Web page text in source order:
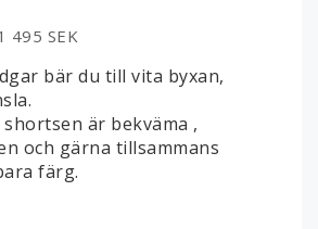
495 SEK
bär du till vita byxan,
är bekväma ,
och gärna tillsammans
färg.